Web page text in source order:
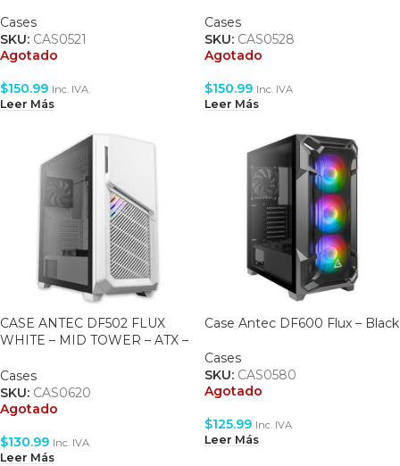
Cases
SKU: CAS0521
Agotado
$150.99 Inc. IVA
Leer Más
Cases
SKU: CAS0528
Agotado
$150.99 Inc. IVA
Leer Más
CASE ANTEC DF502 FLUX
WHITE – MID TOWER – ATX –
PANEL – 5 FAN INCLUDED
Cases
SKU: CAS0620
Agotado
$130.99 Inc. IVA
Leer Más
Case Antec DF600 Flux – Black
Cases
SKU: CAS0580
Agotado
$125.99 Inc. IVA
Leer Más